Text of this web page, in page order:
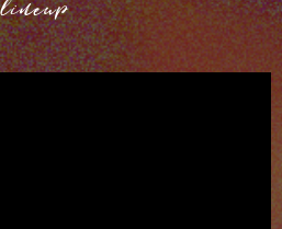
lineup